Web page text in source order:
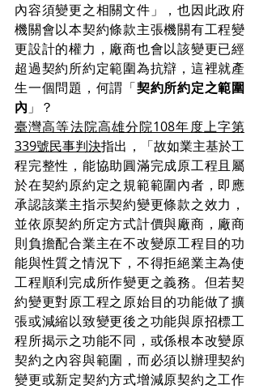
內容須變更之相關文件」，也因此政府
機關會以本契約條款主張機關有工程變
更設計的權力，廠商也會以該變更已經
超過契約所約定範圍為抗辯，這裡就產
生一個問題，何謂「契約所約定之範圍
內 」？
臺灣高等法院高雄分院108年度上字第
339號民事判決指出，「故如業主基於工
程完整性，能協助圓滿完成原工程且屬
於在契約原約定之規範範圍內者，即應
承認該業主指示契約變更條款之效力，
並依原契約所定方式計價與廠商，廠商
則負擔配合業主在不改變原工程目的功
能與性質之情況下，不得拒絕業主為使
工程順利完成所作變更之義務。但若契
約變更對原工程之原始目的功能做了擴
張或減縮以致變更後之功能與原招標工
程所揭示之功能不同，或係根本改變原
契約之內容與範圍，而必須以辦理契約
變更或新定契約方式增減原契約之工作